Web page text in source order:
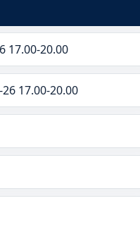
17.00-20.00
17.00-20.00